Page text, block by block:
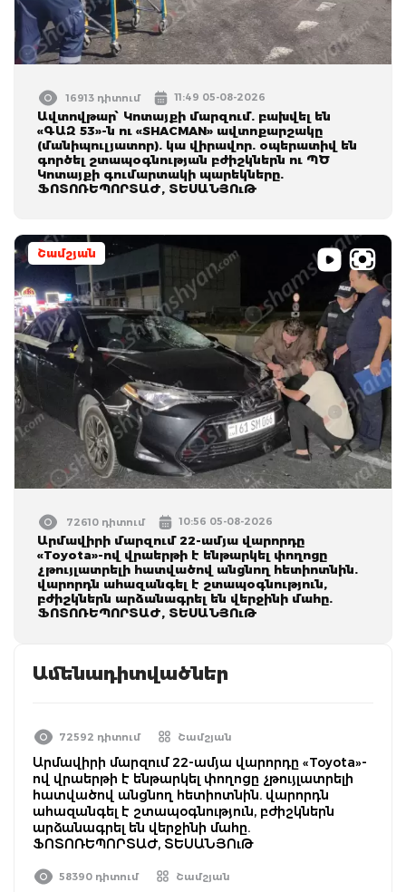
16913 դիտում 11:49 05-08-2026
Ավտովթար՝ Կոտայքի մարզում. բախվել են
«ԳԱԶ 53»-ն ու «SHACMAN» ավտոքարշակը
(մանիպուլյատոր). կա վիրավոր. օպերատիվ են
գործել շտապօգնության բժիշկներն ու ՊԾ
Կոտայքի գումարտակի պարեկները.
ՖՈՏՈՌԵՊՈՐՏԱԺ, ՏԵՍԱՆՅՈւԹ
Շամշյան
72610 դիտում 10:56 05-08-2026
Արմավիրի մարզում 22-ամյա վարորդը
«Toyota»-ով վրաերթի է ենթարկել փողոցը
չթույլատրելի հատվածով անցնող հետիոտնին.
վարորդն ահազանգել է շտապօգնություն,
բժիշկներն արձանագրել են վերջինի մահը.
ՖՈՏՈՌԵՊՈՐՏԱԺ, ՏԵՍԱՆՅՈւԹ
Ամենադիտվածներ
72592 դիտում Շամշյան
Արմավիրի մարզում 22-ամյա վարորդը «Toyota»-
ով վրաերթի է ենթարկել փողոցը չթույլատրելի
հատվածով անցնող հետիոտնին. վարորդն
ահազանգել է շտապօգնություն, բժիշկներն
արձանագրել են վերջինի մահը.
ՖՈՏՈՌԵՊՈՐՏԱԺ, ՏԵՍԱՆՅՈւԹ
58390 դիտում Շամշյան